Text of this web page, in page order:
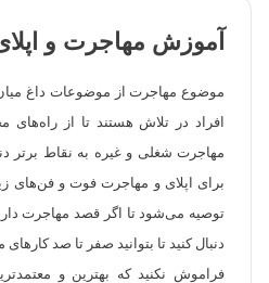
آموزش مهاجرت و
موضوع مهاجرت از موضوعات داغ
افراد در تلاش هستند تا از
مهاجرت شغلی و غیره به نقاط برتر
برای اپلای و مهاجرت فوت و فن‌های
توصیه می‌شود تا اگر قصد مهاجرت
دنبال کنید تا بتوانید صفر تا صد
فراموش نکنید که بهترین و